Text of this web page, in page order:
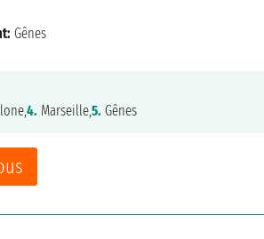
Gênes
4. Marseille,5. Gênes